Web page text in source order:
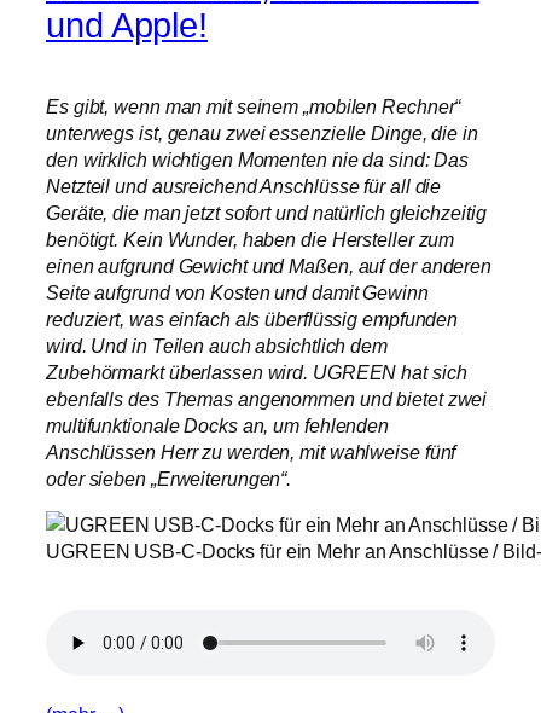
und Apple!
Es gibt, wenn man mit seinem „mobilen Rechner“
unterwegs ist, genau zwei essenzielle Dinge, die in
den wirklich wichtigen Momenten nie da sind: Das
Netzteil und ausreichend Anschlüsse für all die
Geräte, die man jetzt sofort und natürlich gleichzeitig
benötigt. Kein Wunder, haben die Hersteller zum
einen aufgrund Gewicht und Maßen, auf der anderen
Seite aufgrund von Kosten und damit Gewinn
reduziert, was einfach als überflüssig empfunden
wird. Und in Teilen auch absichtlich dem
Zubehörmarkt überlassen wird. UGREEN hat sich
ebenfalls des Themas angenommen und bietet zwei
multifunktionale Docks an, um fehlenden
Anschlüssen Herr zu werden, mit wahlweise fünf
oder sieben „Erweiterungen“.
UGREEN USB-C-Docks für ein Mehr an Anschlüsse /